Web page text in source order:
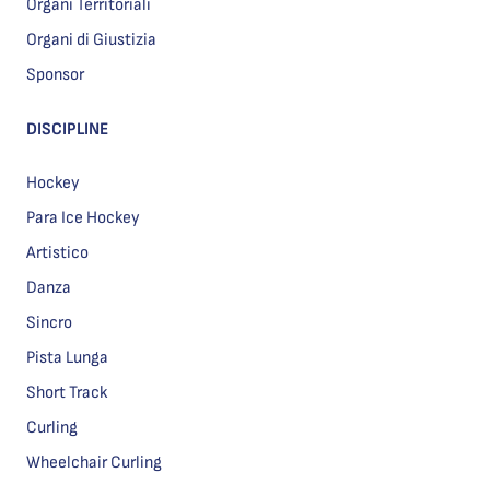
Organi Territoriali
Organi di Giustizia
Sponsor
DISCIPLINE
Hockey
Para Ice Hockey
Artistico
Danza
Sincro
Pista Lunga
Short Track
Curling
Wheelchair Curling